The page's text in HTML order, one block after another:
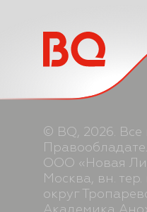
© BQ, 2026.
ООО «Новая
Москва, вн.
округ